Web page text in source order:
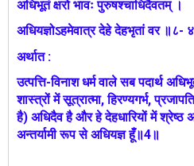
अधिभूतं क्षरो भावः पुरुषश्चाधिदैवतम् ।
अधियज्ञोऽहमेवात्र देहे देहभृतां वर ॥८-
अर्थात :
उत्पत्ति-विनाश धर्म वाले सब पदार्थ
शास्त्रों में सूत्रात्मा, हिरण्यगर्भ,
है) अधिदैव है और हे देहधारियों में श्रेष्ठ
अन्तर्यामी रूप से अधियज्ञ हूँ॥4॥